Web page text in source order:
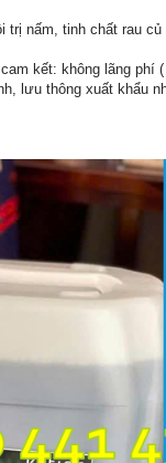
nấm, tinh chất rau củ
kết: không lãng
lưu thông xuất khẩu